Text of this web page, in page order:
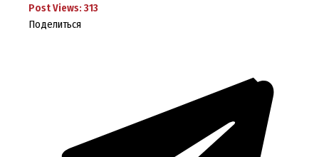
Post Views: 313
Поделиться